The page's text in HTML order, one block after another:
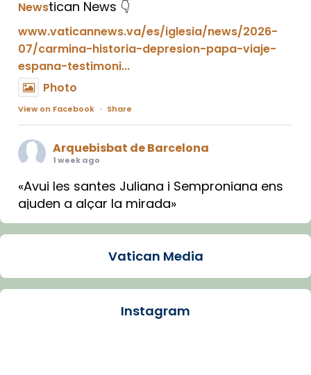
Newstican News 👇
www.vaticannews.va/es/iglesia/news/2026-
07/carmina-historia-depresion-papa-viaje-
espana-testimoni...
Photo
View on Facebook · Share
Arquebisbat de Barcelona
1 week ago
«Avui les santes Juliana i Semproniana ens
ajuden a alçar la mirada»
Mons. Sergi Gordo, bisbe de Tortosa, ha
Santes de Mataró.
🔗tinyurl.com/cvu5jmbk
Vatican Media
Instagram